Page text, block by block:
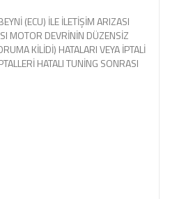
(ECU) İLE İLETİŞİM ARIZASI
MOTOR DEVRİNİN DÜZENSİZ
KİLİDİ) HATALARI VEYA İPTALİ
HATALI TUNİNG SONRASI